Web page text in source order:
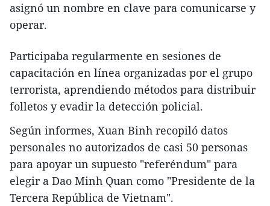
asignó un nombre en clave para comunicarse y
operar.
Participaba regularmente en sesiones de
capacitación en línea organizadas por el grupo
terrorista, aprendiendo métodos para distribuir
folletos y evadir la detección policial.
Según informes, Xuan Binh recopiló datos
personales no autorizados de casi 50 personas
para apoyar un supuesto "referéndum" para
elegir a Dao Minh Quan como "Presidente de la
Tercera República de Vietnam".